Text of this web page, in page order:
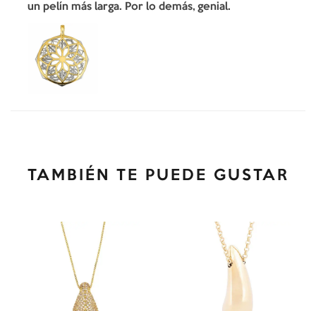
un pelín más larga. Por lo demás, genial.
TAMBIÉN TE PUEDE GUSTAR